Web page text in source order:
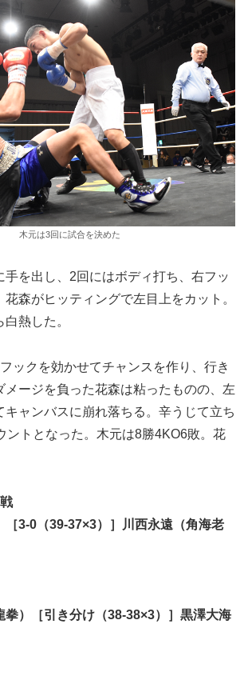
木元は3回に試合を決めた
を出し、2回にはボディ打ち、右フッ
花森がヒッティングで左目上をカット。
熱した。
ックを効かせてチャンスを作り、行き
メージを負った花森は粘ったものの、左
キャンバスに崩れ落ちる。辛うじて立ち
ントとなった。木元は8勝4KO6敗。花
［3-0（39-37×3）］川西永遠（角海老
拳）［引き分け（38-38×3）］黒澤大海